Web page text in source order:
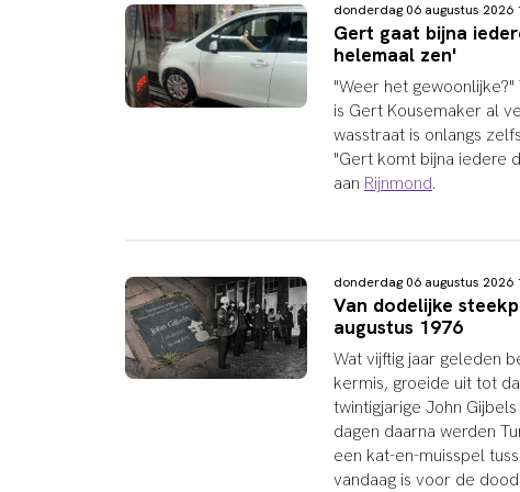
donderdag 06 augustus 2026
Gert gaat bijna
helemaal zen'
"Weer het
is Gert Kousemaker al
wasstraat is onlangs
"Gert komt bijna iedere
aan Rijnmond.
donderdag 06 augustus 2026
Van dodelijke
augustus 1976
Wat vijftig jaar geleden
kermis, groeide uit tot
twintigjarige John
dagen daarna werden
een kat-en-muisspel
vandaag is voor de